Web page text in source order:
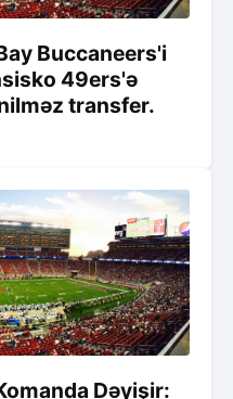
Buccaneers'i
49ers'ə
transfer.
Dəyişir: